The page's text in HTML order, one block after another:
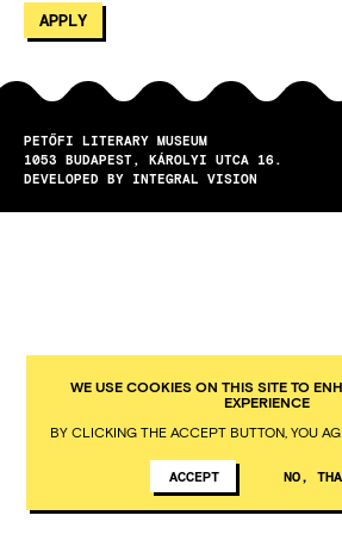
PETŐFI LITERARY MUSEUM
1053
BUDAPEST
KÁROLYI UTCA 16.
DEVELOPED BY INTEGRAL VISION
WE USE COOKIES ON THIS SITE TO
EXPERIENCE
BY CLICKING THE ACCEPT BUTTON, YOU
ACCEPT NO,